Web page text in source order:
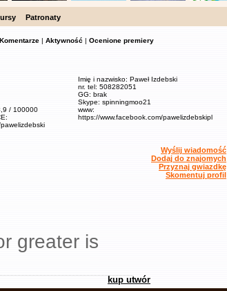
Patronaty
Komentarze | Aktywność | Ocenione premiery
/ 100000
Imię i nazwisko: Paweł Izdebski
nr. tel: 508282051
GG: brak
Skype: spinningmoo21
www:
https://www.facebook.com/pawelizdebskipl
Wyślij wiadomość
Dodaj do znajomych
Przyznaj gwiazdkę
Skomentuj profil
greater is
kup utwór